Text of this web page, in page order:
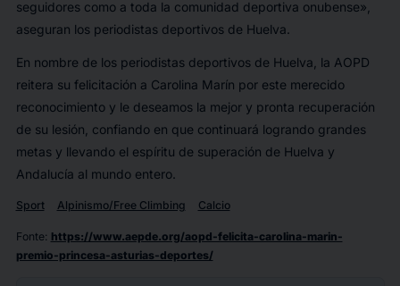
seguidores como a toda la comunidad deportiva onubense»,
aseguran los periodistas deportivos de Huelva.
En nombre de los periodistas deportivos de Huelva, la AOPD
reitera su felicitación a Carolina Marín por este merecido
reconocimiento y le deseamos la mejor y pronta recuperación
de su lesión, confiando en que continuará logrando grandes
metas y llevando el espíritu de superación de Huelva y
Andalucía al mundo entero.
Sport Alpinismo/Free Climbing Calcio
Fonte: https://www.aepde.org/aopd-felicita-carolina-marin-
premio-princesa-asturias-deportes/